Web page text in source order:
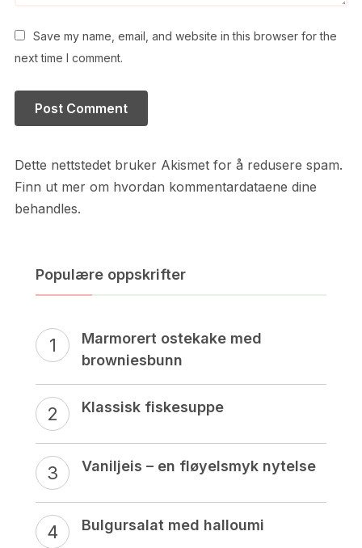
Save my name, email, and website in this browser for the
next time I comment.
Dette nettstedet bruker Akismet for å redusere spam.
Finn ut mer om hvordan kommentardataene dine
behandles.
Populære oppskrifter
Marmorert ostekake med
browniesbunn
Klassisk fiskesuppe
Vaniljeis – en fløyelsmyk nytelse
Bulgursalat med halloumi